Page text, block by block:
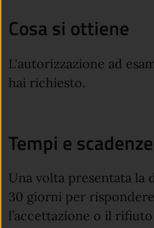
Cosa si ottiene
L'autorizzazione ad
hai richiesto.
Tempi e scadenze
Una volta presentata la
30 giorni per
l’accettazione o il